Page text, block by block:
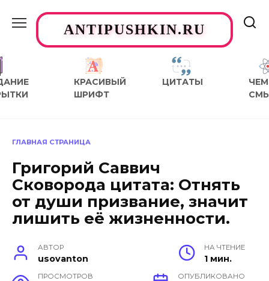
содержаниюANTIPUSHKIN.RU
КРАСИВЫЙ
ШРИФТ
ЦИТАТЫ
ЧЕМ
ГЛАВНАЯ СТРАНИЦА
Григорий Саввич
Сковорода цитата: Отнять
от души призвание, значит
лишить её жизненности.
АВТОР
usovanton
НА ЧТЕНИЕ
1 мин.
ПРОСМОТРОВ ОПУБЛИКОВАНО